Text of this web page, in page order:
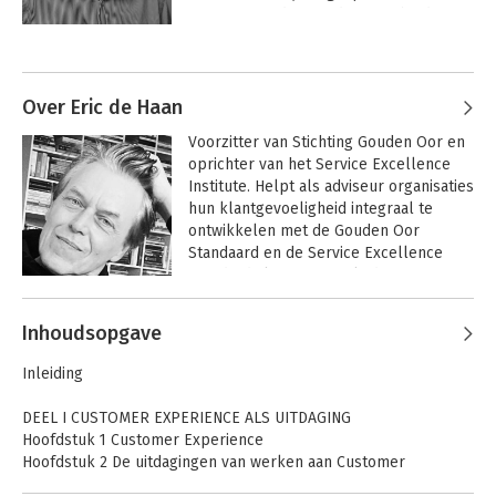
member van het Service Excellence
Institute en (co)auteur van 19
klantgerelateerde boeken zoals
'Waardering door klanten', 'De
Customer Delight Strategie', 'Service
Excellence', 'Excelleren in Service' en
(2022). In 2017 is hij aan de
verbonden aan deze universiteit.
Excelleren in
service
Over Eric de Haan
Voorzitter van Stichting Gouden Oor en
oprichter van het Service Excellence
Institute. Helpt als adviseur organisaties
hun klantgevoeligheid integraal te
ontwikkelen met de Gouden Oor
Standaard en de Service Excellence
Publiceerde zeven boeken over
Andere boeken door Eric de Haan
Inhoudsopgave
Inleiding
DEEL I CUSTOMER EXPERIENCE ALS UITDAGING
Hoofdstuk 1 Customer Experience
Hoofdstuk 2 De uitdagingen van werken aan Customer